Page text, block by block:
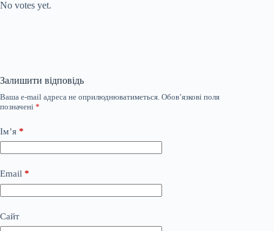
No votes yet.
Залишити відповідь
Ваша e-mail адреса не оприлюднюватиметься. Обов’язкові поля
позначені *
Ім’я *
Email *
Сайт